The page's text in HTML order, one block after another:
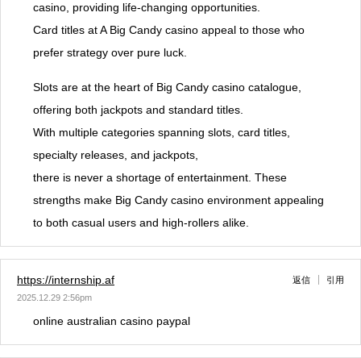
casino, providing life-changing opportunities.
Card titles at A Big Candy casino appeal to those who
prefer strategy over pure luck.
Slots are at the heart of Big Candy casino catalogue,
offering both jackpots and standard titles.
With multiple categories spanning slots, card titles,
specialty releases, and jackpots,
there is never a shortage of entertainment. These
strengths make Big Candy casino environment appealing
to both casual users and high-rollers alike.
https://internship.af
2025.12.29 2:56pm
返信 引用
online australian casino paypal